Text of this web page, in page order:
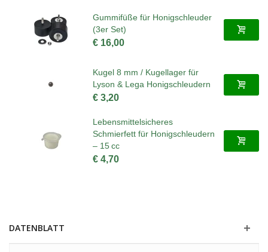
Gummifüße für Honigschleuder
(3er Set)
€ 16,00
Kugel 8 mm / Kugellager für
Lyson & Lega Honigschleudern
€ 3,20
Lebensmittelsicheres
Schmierfett für Honigschleudern
– 15 cc
€ 4,70
DATENBLATT